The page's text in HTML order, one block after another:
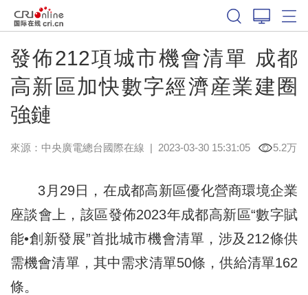
發佈212項城市機會清單 成都
高新區加快數字經濟産業建圈
強鏈
來源：中央廣電總台國際在線 | 2023-03-30 15:31:05 5.2万
3月29日，在成都高新區優化營商環境企業
座談會上，該區發佈2023年成都高新區“數字賦
能•創新發展”首批城市機會清單，涉及212條供
需機會清單，其中需求清單50條，供給清單162
條。